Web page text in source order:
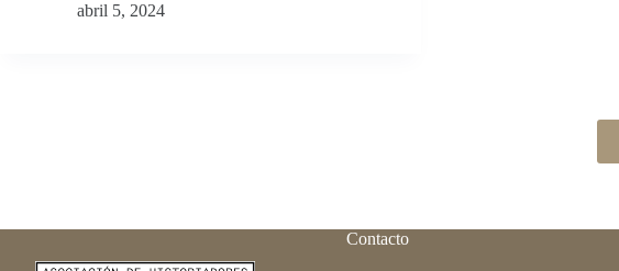
abril 5, 2024
Contacto